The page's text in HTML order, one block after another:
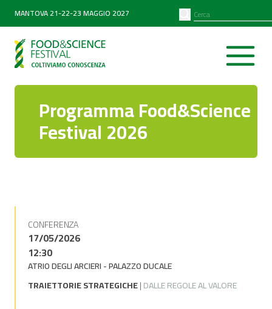
MANTOVA 21-22-23 MAGGIO 2027
Programma Food&Science
Festival 2026
CONFERENZA
17/05/2026
12:30
ATRIO DEGLI ARCIERI - PALAZZO DUCALE
TRAIETTORIE STRATEGICHE|DALLE REGOLE AL VALORE
PARTNER
Diventa partner
SEARCH